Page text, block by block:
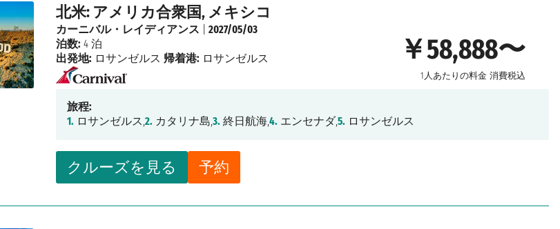
北米: アメリカ合衆国, メキシコ
￥58,888〜
1人あたりの料金 消費税込
クルーズを見る 予約
カーニバル・レイディアンス |2027/05/03
泊数: 4 泊
出発地: ロサンゼルス 帰着港: ロサンゼルス
旅程:
1. ロサンゼルス,2. カタリナ島,3. 終日航海,4. エンセナダ,5. ロサンゼルス